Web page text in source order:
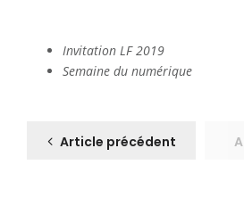
Invitation LF 2019
Semaine du numérique
Article précédent